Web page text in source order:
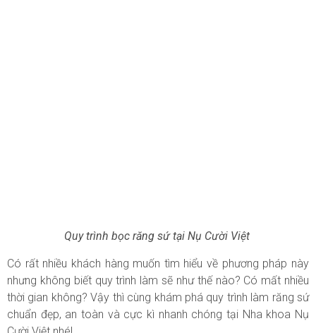
Quy trình bọc răng sứ tại Nụ Cười Việt
Có rất nhiều khách hàng muốn tìm hiểu về phương pháp này
nhưng không biết quy trình làm sẽ như thế nào? Có mất nhiều
thời gian không? Vậy thì cùng khám phá quy trình làm răng sứ
chuẩn đẹp, an toàn và cực kì nhanh chóng tại Nha khoa Nụ